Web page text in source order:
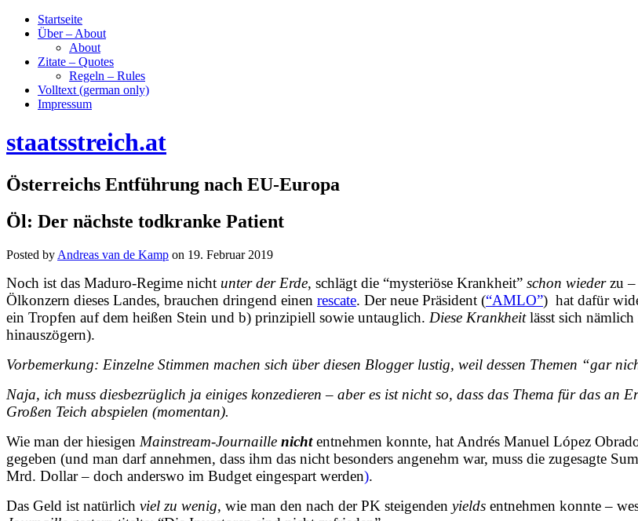
Startseite
Über – About
About
Zitate – Quotes
Regeln – Rules
Volltext (german only)
Impressum
staatsstreich.at
Österreichs Entführung nach EU-Europa
Öl: Der nächste todkranke Patient
Posted by Andreas van de Kamp on 19. Februar 2019
Noch ist das Maduro-Regime nicht unter der Erde, schlägt die “mysteriöse Krankheit” schon wiederzu –
Ölkonzern dieses Landes, brauchen dringend einen rescate. Der neue Präsident (“AMLO”) hat dafür
ein Tropfen auf dem heißen Stein und b) prinzipiell sowie untauglich. Diese Krankheitlässt sich nämlich
hinauszögern).
Vorbemerkung: Einzelne Stimmen machen sich überdiesen Bloggerlustig, weil dessen Themen “gar
Naja, ich muss diesbezrüglich ja einiges konzedieren – aber es ist nicht so, dass das Thema für das an
Großen Teich abspielen (momentan).
Wie man derhiesigen Mainstream-Journaille nichtentnehmen konnte, hat Andrés Manuel López
gegeben (und man darf annehmen, dass ihm das nicht besonders angenehm war, muss die zugesagte
Mrd. Dollar – doch anderswo im Budget eingespart werden).
Das Geld ist natürlich viel zu wenig, wie man den nach der PK steigenden yields entnehmen konnte –